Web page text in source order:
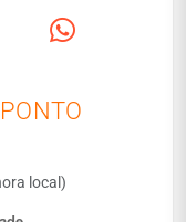
local)